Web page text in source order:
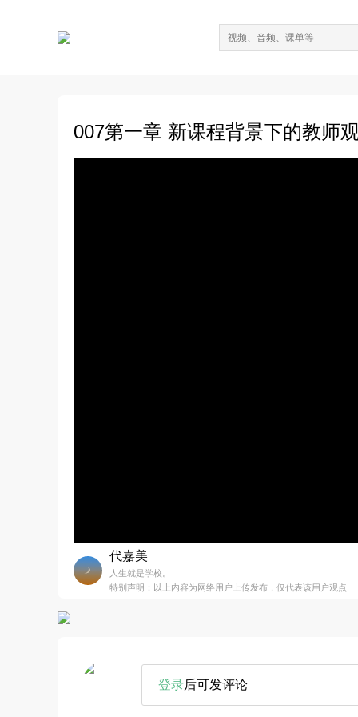
007第一章 新课程背景下的教师
代嘉美
人生就是学校。
特别声明：以上内容为网络用户上传发布，仅代表该用户观点
登录后可发评论